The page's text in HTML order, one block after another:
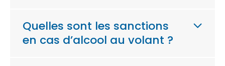
Quelles sont les sanctions
en cas d’alcool au volant ?